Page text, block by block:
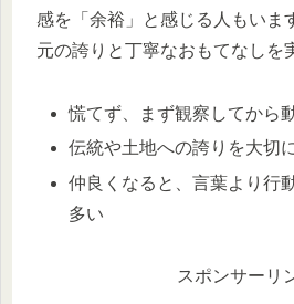
感を「余裕」と感じる人もいま
元の誇りと丁寧なおもてなしを
慌てず、まず観察してから
伝統や土地への誇りを大切
仲良くなると、言葉より行
多い
スポンサーリ